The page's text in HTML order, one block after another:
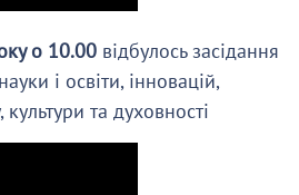
о 10.00 відбулось засідання
і освіти, інновацій,
культури та духовності